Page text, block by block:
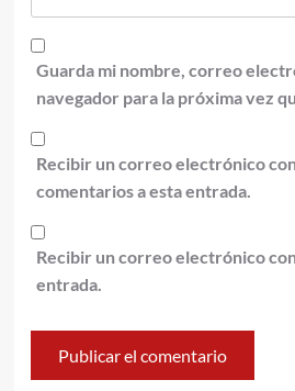
Guarda mi nombre, correo
navegador para la próxima vez
Recibir un correo electrónico
comentarios a esta entrada.
Recibir un correo electrónico
entrada.